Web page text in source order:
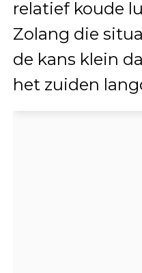
relatief koude
Zolang die
de kans klein
het zuiden